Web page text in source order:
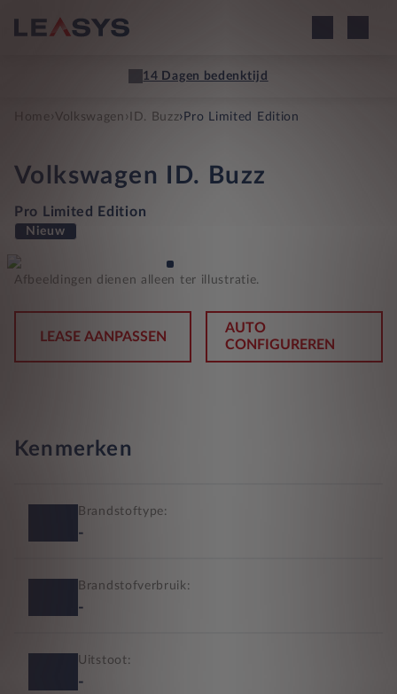
14 Dagen bedenktijd
Home Volkswagen › ID. Buzz› Pro Limited Edition
Volkswagen ID. Buzz
Pro Limited Edition
Nieuw
Afbeeldingen dienen alleen ter illustratie.
LEASE AANPASSEN
AUTO
CONFIGUREREN
Kenmerken
Brandstoftype:
-
Brandstofverbruik:
-
Uitstoot:
-